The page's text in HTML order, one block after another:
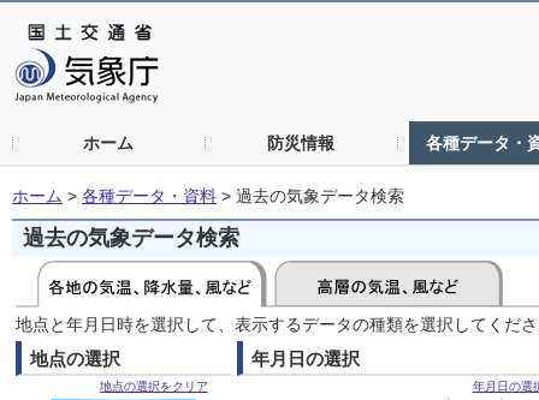
ホーム 防災情報 各種データ・
ホーム > 各種データ・資料 > 過去の気象データ検索
過去の気象データ検索
地点と年月日時を選択して、表示するデータの種類を選択してくだ
地点の選択
地点の選択をクリア
年月日の選択
年月日の選